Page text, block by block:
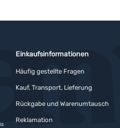
Einkaufsinformationen
Häufig gestellte Fragen
Kauf, Transport, Lieferung
Rückgabe und Warenumtausch
Reklamation